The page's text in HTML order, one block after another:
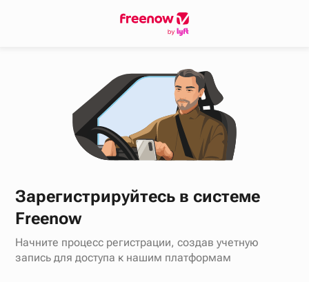
Зарегистрируйтесь в системе
Freenow
Начните процесс регистрации, создав учетную
запись для доступа к нашим платформам